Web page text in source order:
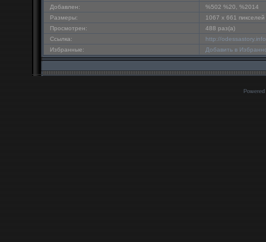
Добавлен:
%502 %20, %2014
Размеры:
1067 x 661 пикселей
Просмотрен:
488 раз(а)
Ссылка:
http://
Избранные:
Добавить в